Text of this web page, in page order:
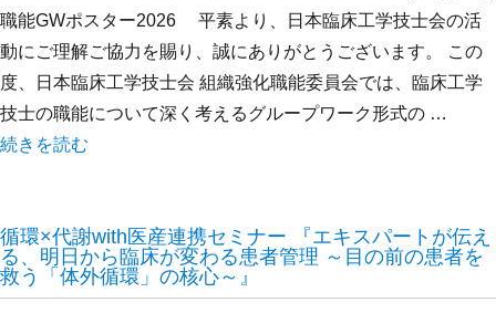
職能GWポスター2026 平素より、日本臨床工学技士会の活
動にご理解ご協力を賜り、誠にありがとうございます。 この
度、日本臨床工学技士会 組織強化職能委員会では、臨床工学
技士の職能について深く考えるグループワーク形式の …
“臨床工学技士の職能に関するワークグループ 我々の未来を
続きを読む
循環×代謝with医産連携セミナー 『エキスパートが伝え
る、明日から臨床が変わる患者管理 ～目の前の患者を
救う「体外循環」の核心～』